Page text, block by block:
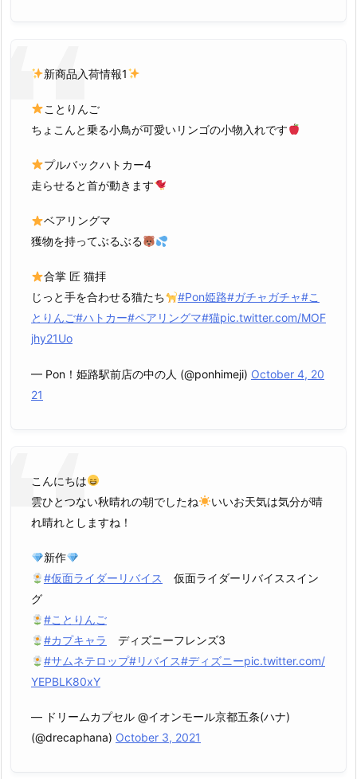
新商品入荷情報1
ことりんご
ちょこんと乗る小鳥が可愛いリンゴの小物入れです
プルバックハトカー4
走らせると首が動きます
ベアリングマ
獲物を持ってぶるぶる
合掌 匠 猫拝
じっと手を合わせる猫たち
#Pon姫路#ガチャガチャ#こ
とりんご#ハトカー#ペアリングマ#猫pic.twitter.com/MOF
jhy21Uo
— Pon！姫路駅前店の中の人 (@ponhimeji) October 4, 20
21
こんにちは
雲ひとつない秋晴れの朝でしたね
いいお天気は気分が晴
れ晴れとしますね！
新作
#仮面ライダーリバイス
仮面ライダーリバイススイン
グ
#ことりんご
#カプキャラ
ディズニーフレンズ3
#サムネテロップ#リバイス#ディズニーpic.twitter.com/
YEPBLK80xY
— ドリームカプセル @イオンモール京都五条(ハナ)
(@drecaphana) October 3, 2021